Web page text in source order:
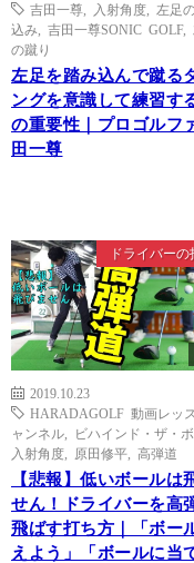
吉田一尊
入射角度
左足
込み
吉田一尊SONIC GOLF,
の蹴り
左足を踏み込んで蹴る
ングを意識して練習す
の重要性｜プロゴルフ
田一尊
ドライバーの
2019.10.23
HARADAGOLF 動画レッ
ャンネル
ビハインド・ザ・
入射角度
原田修平 高弾道
【悲報】低いボールは
せん！ドライバーを高
飛ばす打ち方｜「ボー
えよう」「ボールに当